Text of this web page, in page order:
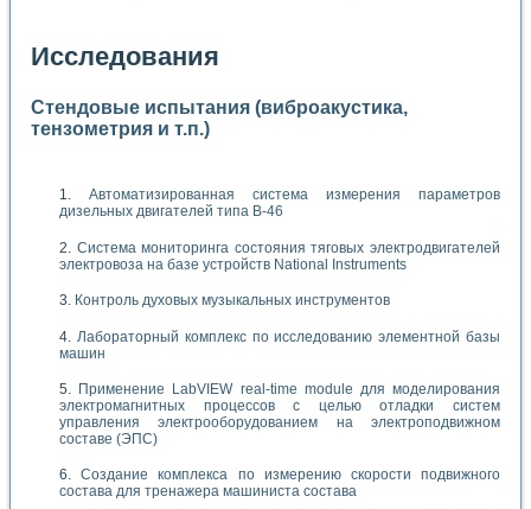
Исследования
Стендовые испытания (виброакустика,
тензометрия и т.п.)
Автоматизированная система измерения параметров
дизельных двигателей типа В-46
Система мониторинга состояния тяговых электродвигателей
электровоза на базе устройств National Instruments
Контроль духовых музыкальных инструментов
Лабораторный комплекс по исследованию элементной базы
машин
Применение LabVIEW real-time module для моделирования
электромагнитных процессов с целью отладки систем
управления электрооборудованием на электроподвижном
составе (ЭПС)
Создание комплекса по измерению скорости подвижного
состава для тренажера машиниста состава